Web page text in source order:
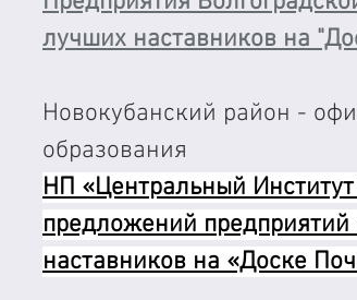
лучших наставников на
Новокубанский район -
образования
НП «Центральный
предложений
наставников на «Доске